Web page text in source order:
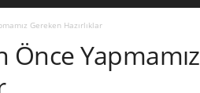
Gereken Hazırlıklar
Önce Yapmamız